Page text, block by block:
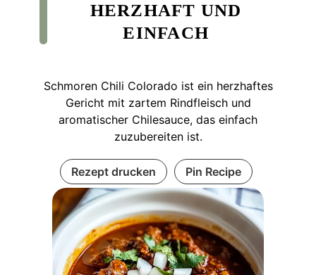
HERZHAFT UND
EINFACH
Schmoren Chili Colorado ist ein herzhaftes
Gericht mit zartem Rindfleisch und
aromatischer Chilesauce, das einfach
zuzubereiten ist.
Rezept drucken Pin Recipe